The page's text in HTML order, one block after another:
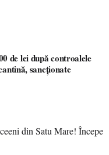
de lei după controalele
sancționate